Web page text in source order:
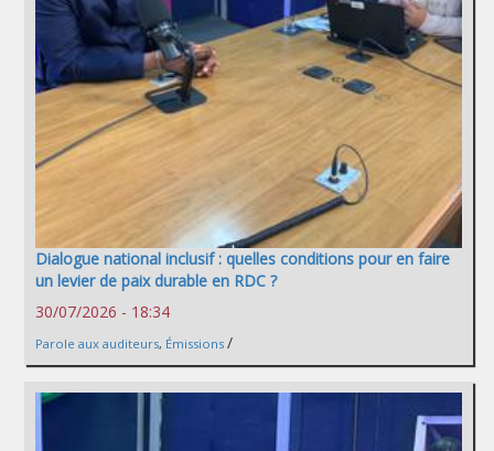
Dialogue national inclusif : quelles conditions pour en faire
un levier de paix durable en RDC ?
30/07/2026 - 18:34
Parole aux auditeurs, Émissions /